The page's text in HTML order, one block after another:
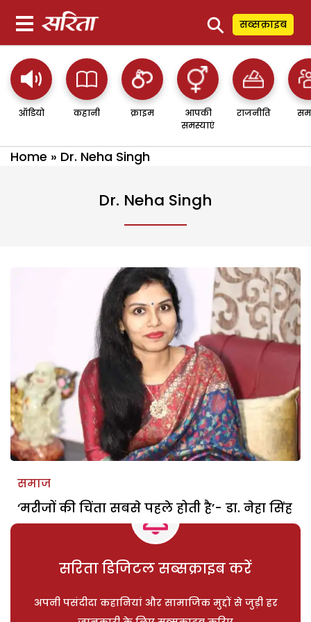
⚲ सब्सक्राइब
ऑडियो कहानी क्राइम
आपकी
समस्याएं
राजनीति
Home » Dr. Neha Singh
Dr. Neha Singh
समाज
‘मरीजों की चिंता सबसे पहले होती है’- डा. नेहा सिंह
सरिता डिजिटल सब्सक्राइब करें
अपनी पसंदीदा कहानियां और सामाजिक मुद्दों से जुड़ी हर